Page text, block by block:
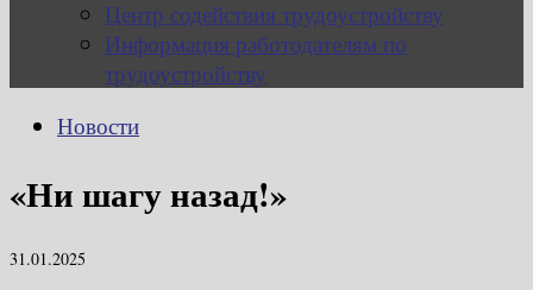
Центр содействия трудоустройству
Информация работодателям по
трудоустройству
Новости
«Ни шагу назад!»
31.01.2025